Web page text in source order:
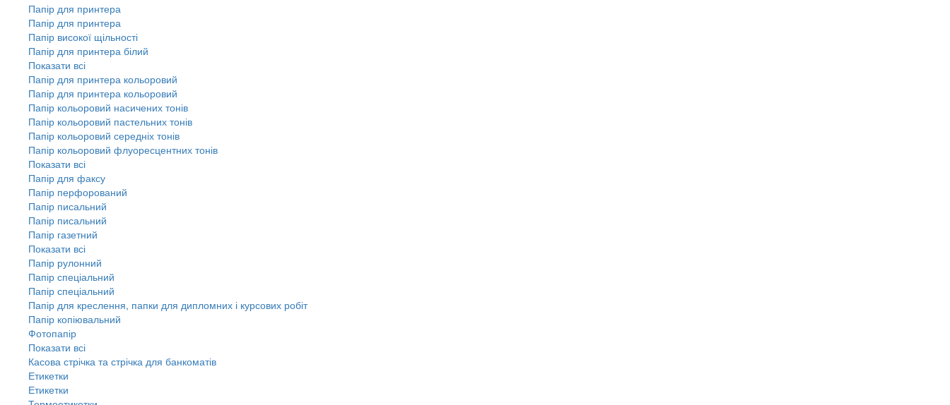
Папір для принтера
Папір для принтера
Папір високої щільності
Папір для принтера білий
Показати всі
Папір для принтера кольоровий
Папір для принтера кольоровий
Папір кольоровий насичених тонів
Папір кольоровий пастельних тонів
Папір кольоровий середніх тонів
Папір кольоровий флуоресцентних тонів
Показати всі
Папір для факсу
Папір перфорований
Папір писальний
Папір писальний
Папір газетний
Показати всі
Папір рулонний
Папір спеціальний
Папір спеціальний
Папір для креслення, папки для дипломних і курсових робіт
Папір копіювальний
Фотопапір
Показати всі
Касова стрічка та стрічка для банкоматів
Етикетки
Етикетки